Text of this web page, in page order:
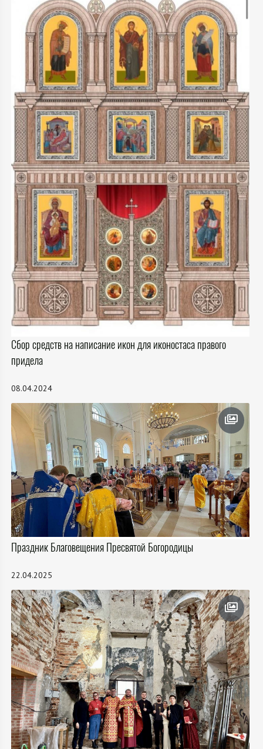
Сбор средств на написание икон для иконостаса правого
придела
08.04.2024
Праздник Благовещения Пресвятой Богородицы
22.04.2025